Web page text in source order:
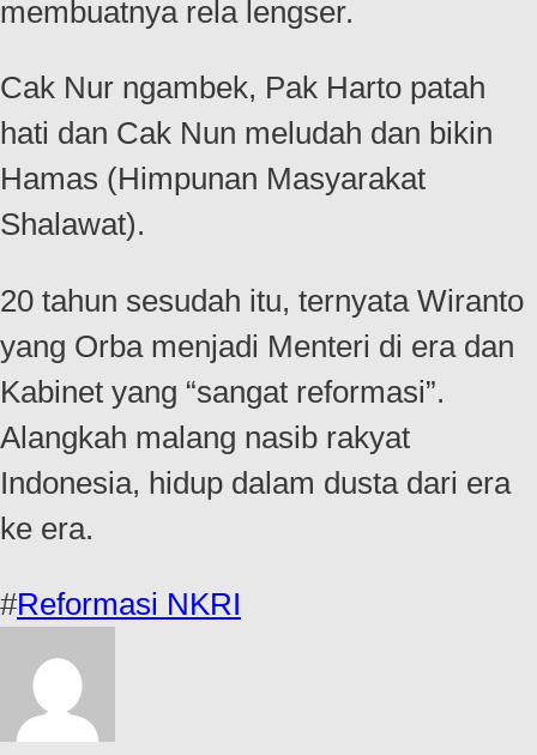
membuatnya rela lengser.
Cak Nur ngambek, Pak Harto patah
hati dan Cak Nun meludah dan bikin
Hamas (Himpunan Masyarakat
Shalawat).
20 tahun sesudah itu, ternyata Wiranto
yang Orba menjadi Menteri di era dan
Kabinet yang “sangat reformasi”.
Alangkah malang nasib rakyat
Indonesia, hidup dalam dusta dari era
ke era.
#Reformasi NKRI